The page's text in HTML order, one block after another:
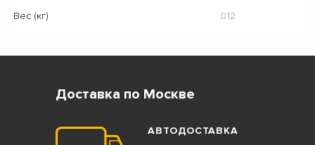
Вес (кг)
0.12
Доставка по Москве
АВТОДОСТАВКА